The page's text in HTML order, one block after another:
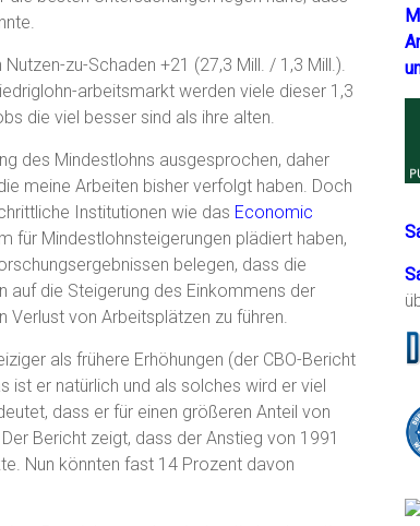
zu-Schaden +21 (27,3 Mill. / 1,3 Mill.).
arbeitsmarkt werden viele dieser 1,3
die viel besser sind als ihre alten.
des Mindestlohns ausgesprochen, daher
meine Arbeiten bisher verfolgt haben. Doch
Institutionen wie das Economic
für Mindestlohnsteigerungen plädiert haben,
belegen, dass die
auf die Steigerung des Einkommens der
von Arbeitsplätzen zu führen.
als frühere Erhöhungen (der CBO-Bericht
ist er natürlich und als solches wird er viel
dass er für einen größeren Anteil von
Bericht zeigt, dass der Anstieg von 1991
Nun könnten fast 14 Prozent davon